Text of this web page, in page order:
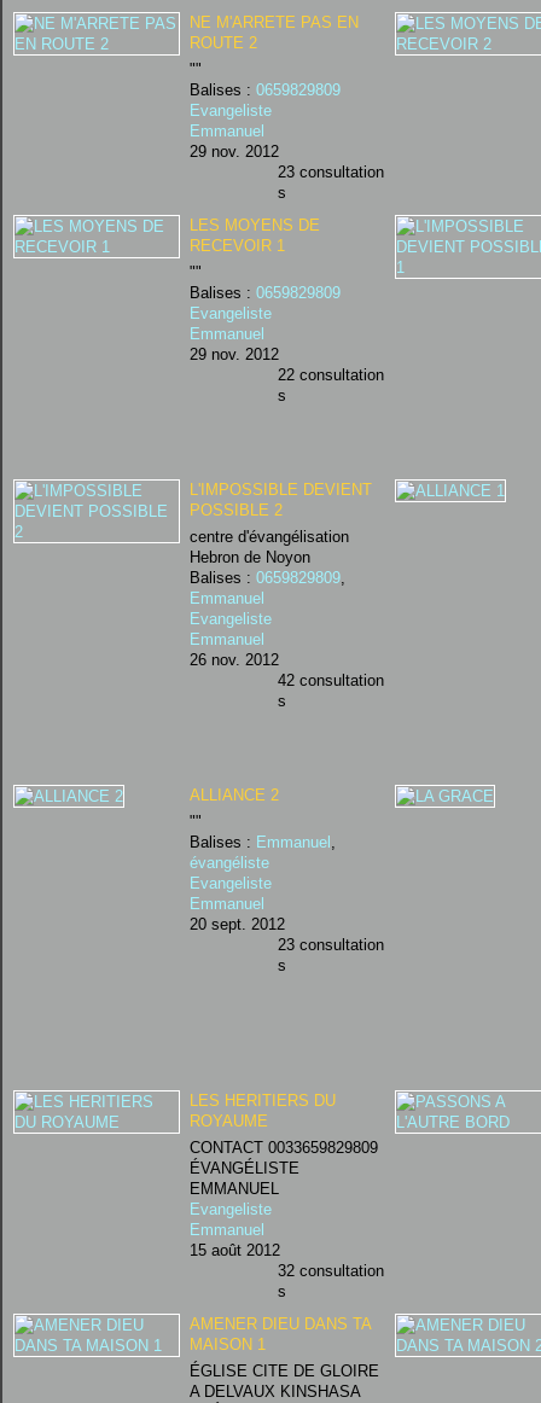
NE M'ARRETE PAS EN
ROUTE 2
""
Balises : 0659829809
Evangeliste
Emmanuel
29 nov. 2012
23 consultation
s
LES MOYENS DE
RECEVOIR 1
""
Balises : 0659829809
Evangeliste
Emmanuel
29 nov. 2012
22 consultation
s
L'IMPOSSIBLE DEVIENT
POSSIBLE 2
centre d'évangélisation
Hebron de Noyon
Balises : 0659829809,
Emmanuel
Evangeliste
Emmanuel
26 nov. 2012
42 consultation
s
ALLIANCE 2
""
Balises : Emmanuel ,
évangéliste
Evangeliste
Emmanuel
20 sept. 2012
23 consultation
s
LES HERITIERS DU
ROYAUME
CONTACT 0033659829809
ÉVANGÉLISTE
EMMANUEL
Evangeliste
Emmanuel
15 août 2012
32 consultation
s
AMENER DIEU DANS TA
MAISON 1
ÉGLISE CITE DE GLOIRE
A DELVAUX KINSHASA